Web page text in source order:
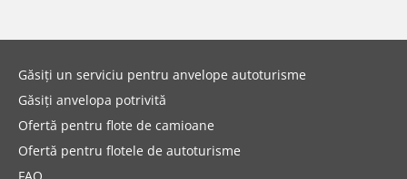
Găsiți un serviciu pentru anvelope autoturisme
Găsiți anvelopa potrivită
Ofertă pentru flote de camioane
Ofertă pentru flotele de autoturisme